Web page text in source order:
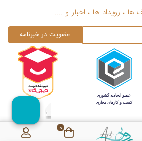
0
، رویداد ها ، اخبار و ....